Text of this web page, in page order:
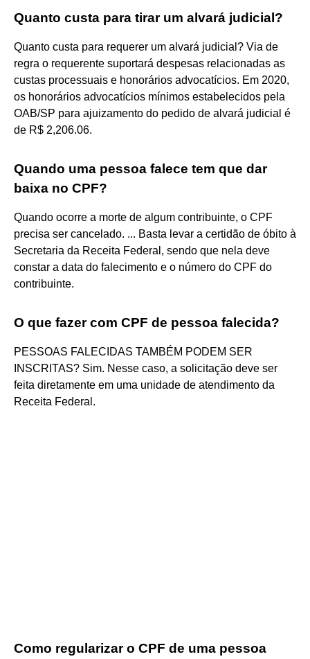
Quanto custa para tirar um alvará judicial?
Quanto custa para requerer um alvará judicial? Via de
regra o requerente suportará despesas relacionadas as
custas processuais e honorários advocatícios. Em 2020,
os honorários advocatícios mínimos estabelecidos pela
OAB/SP para ajuizamento do pedido de alvará judicial é
de R$ 2,206.06.
Quando uma pessoa falece tem que dar
baixa no CPF?
Quando ocorre a morte de algum contribuinte, o CPF
precisa ser cancelado. ... Basta levar a certidão de óbito à
Secretaria da Receita Federal, sendo que nela deve
constar a data do falecimento e o número do CPF do
contribuinte.
O que fazer com CPF de pessoa falecida?
PESSOAS FALECIDAS TAMBÉM PODEM SER
INSCRITAS? Sim. Nesse caso, a solicitação deve ser
feita diretamente em uma unidade de atendimento da
Receita Federal.
Como regularizar o CPF de uma pessoa